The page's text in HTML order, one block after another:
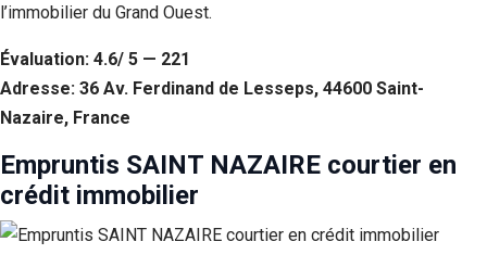
l’immobilier du Grand Ouest.
Évaluation: 4.6/ 5 — 221
Adresse: 36 Av. Ferdinand de Lesseps, 44600 Saint-
Nazaire, France
Empruntis SAINT NAZAIRE courtier en
crédit immobilier